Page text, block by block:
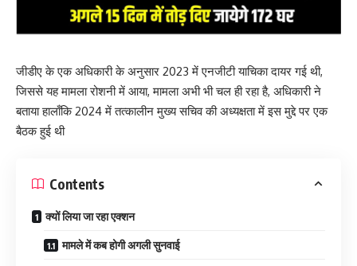
जीडीए के एक अधिकारी के अनुसार 2023 में एनजीटी याचिका दायर गई थी,
जिससे यह मामला रोशनी में आया, मामला अभी भी चल ही रहा है, अधिकारी ने
बताया हालाँकि 2024 में तत्कालीन मुख्य सचिव की अध्यक्षता में इस मुद्दे पर एक
बैठक हुई थी
Contents
क्यों लिया जा रहा एक्शन
मामले में कब होगी अगली सुनवाई